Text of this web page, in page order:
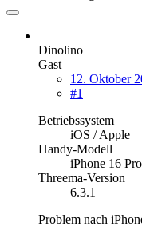
Dinolino
Gast
12. Oktober
#1
Betriebssystem
iOS / Apple
Handy-Modell
iPhone 16 Pro
Threema-Version
6.3.1
Problem nach